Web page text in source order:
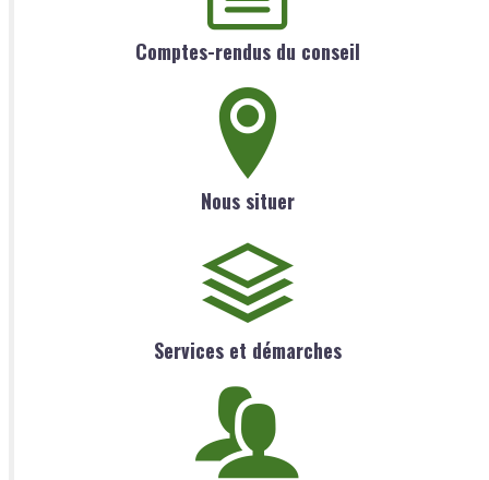
Comptes-rendus du conseil
Nous situer
Services et démarches